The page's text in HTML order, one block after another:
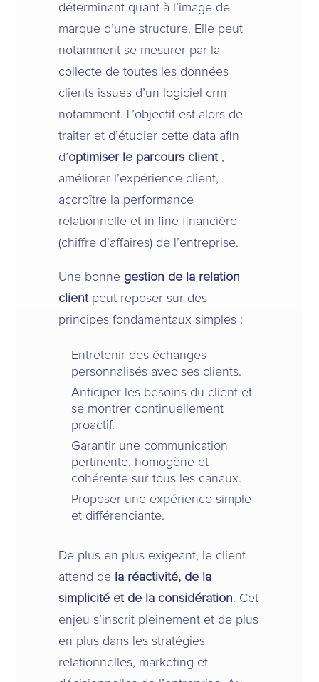
déterminant quant à l’image de
marque d’une structure. Elle peut
notamment se mesurer par la
collecte de toutes les données
clients issues d’un logiciel crm
notamment. L’objectif est alors de
traiter et d’étudier cette data afin
d’optimiser le parcours client,
améliorer l’expérience client,
accroître la performance
relationnelle et in fine financière
(chiffre d’affaires) de l’entreprise.
Une bonne gestion de la relation
clientpeut reposer sur des
principes fondamentaux simples :
Entretenir des échanges
personnalisés avec ses clients.
Anticiper les besoins du client et
se montrer continuellement
proactif.
Garantir une communication
pertinente, homogène et
cohérente sur tous les canaux.
Proposer une expérience simple
et différenciante.
De plus en plus exigeant, le client
attend de la réactivité, de la
simplicité et de la considération. Cet
enjeu s’inscrit pleinement et de plus
en plus dans les stratégies
relationnelles, marketing et